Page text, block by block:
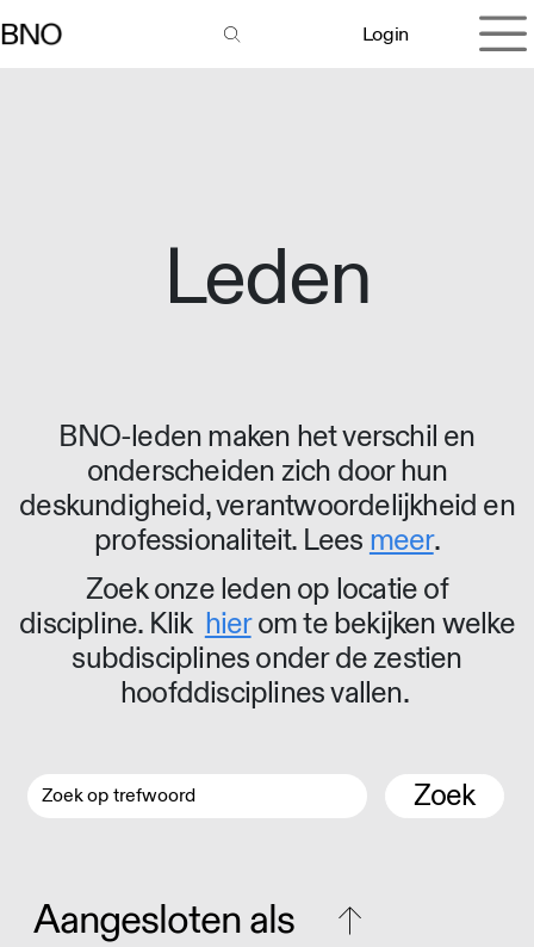
Login
Leden
BNO-leden maken het verschil en
onderscheiden zich door hun
deskundigheid, verantwoordelijkheid en
professionaliteit. Lees meer.
Zoek onze leden op locatie of
discipline. Klik hierom te bekijken welke
subdisciplines onder de zestien
hoofddisciplines vallen.
Zoek
Aangesloten als